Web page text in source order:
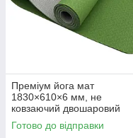
Преміум йога мат
1830×610×6 мм, не
ковзаючий двошаровий
килимок для фітнесу, TPE-
ТС, зелений верх/сірий низ
Готово до відправки